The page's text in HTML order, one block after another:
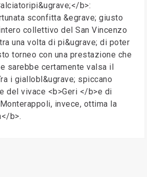
b>:
sconfitta &egrave; giusto
collettivo del San Vincenzo
una volta di pi&ugrave; di poter
torneo con una prestazione che
sarebbe certamente valsa il
i giallobl&ugrave; spiccano
del vivace <b>Geri </b>e di
invece, ottima la
b>.